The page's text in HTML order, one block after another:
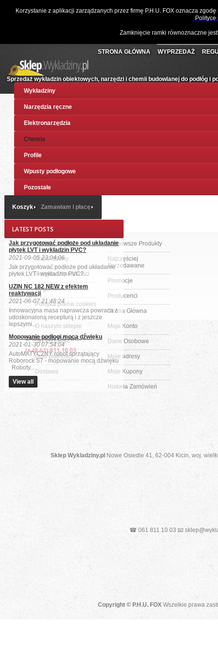
Korzystanie z aplikacji zarządzanych przez firmę P.H.U. FOX oznacza
Zamknięcie ramki równoznaczne
Sprzedaż wykładzin obiektowych, narzędzi i chemii budowlanej do podłóg i
☎061 811 10 03 📧sklep@wykladziny.pl
Twoje konto
STRONA GŁÓWNA WYPRZEDAŻ
Wykładziny
Narzędzia ręczne
Elektronarzędzia
Chemia
Profile
Wpusty podłogowe
Pozostałe
Waluta:
Polski
Koszyk Zamawiam i płacę
LATEST POSTS
Jak przygotować podłoże pod układanie
płytek LVT i wykładzin PVC?
2021-09-05 23:04:06
Jak przygotować podłoże pod układanie
płytek LVT i wykładzin PVC?...
UZIN NC 182 NEW z efektem
reaktywacji
2021-06-07 21:48:24
Innowacyjna masa naprawcza powraca z
udoskonaloną recepturą i z jeszcze
lepszymi...
Mopowanie podłogi mocą dźwięku
2021-01-30 07:54:04
AutoMATYCZNY robot sprzątający
Roborock S7 - mopowanie mocą dźwięku
Roboty...
View all
Kontakt z Nami
Mapa Strony
Polityka Prywatności
Regulamin
Polityka plików cookies
Najnowsze Produkty
Najczęściej
Sprzedawane
Promocje
Producenci
Strona Główna
O naszym sklepie
Jak kupować
Opis płatności
Dostawa
Moje Konto
Dane Osobowe
Moje adresy
Moje Kupony
Historia Zamówień
Sklep Wykladziny.pl Nowe Osiedle 41, 62-004 Kicin, woj.
☎ 061 811 10 03 📧
Copyright © P.H.U. FOX Wszelkie prawa
ZADZWOŃ DO NAS:
(+48 61) 811 10 03